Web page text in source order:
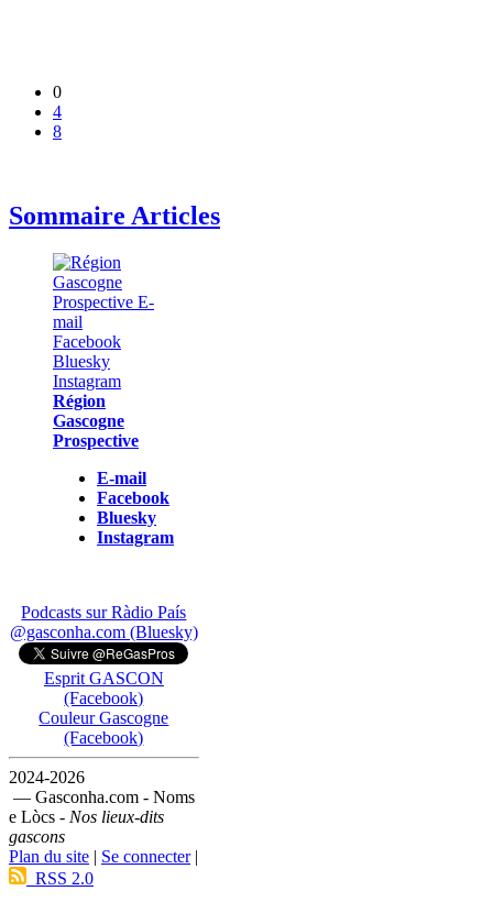
0
4
8
Sommaire Articles
Région
Gascogne
Prospective
E-mail
Facebook
Bluesky
Instagram
Podcasts sur Ràdio País
@gasconha.com (Bluesky)
Esprit GASCON
(Facebook)
Couleur Gascogne
(Facebook)
2024-2026
— Gasconha.com - Noms
e Lòcs - Nos lieux-dits
gascons
Plan du site | Se connecter|
RSS 2.0